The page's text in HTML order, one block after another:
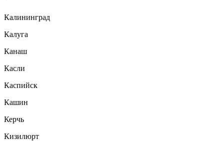
Калининград
Калуга
Канаш
Касли
Каспийск
Кашин
Керчь
Кизилюрт